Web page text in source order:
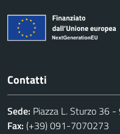
Contatti
Sede: Piazza L. Sturzo 36
Fax: (+39) 091-7070273